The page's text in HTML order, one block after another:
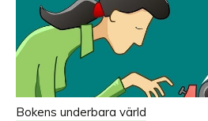
Bokens underbara värld